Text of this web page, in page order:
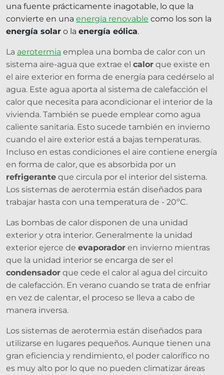
una fuente prácticamente inagotable, lo que la
convierte en una energía renovable como los son la
energía solar o la energía eólica.
La aerotermia emplea una bomba de calor con un
sistema aire-agua que extrae el calor que existe en
el aire exterior en forma de energía para cedérselo al
agua. Este agua aporta al sistema de calefacción el
calor que necesita para acondicionar el interior de la
vivienda. También se puede emplear como agua
caliente sanitaria. Esto sucede también en invierno
cuando el aire exterior está a bajas temperaturas.
Incluso en estas condiciones el aire contiene energía
en forma de calor, que es absorbida por un
refrigerante que circula por el interior del sistema.
Los sistemas de aerotermia están diseñados para
trabajar hasta con una temperatura de - 20ºC.
Las bombas de calor disponen de una unidad
exterior y otra interior. Generalmente la unidad
exterior ejerce de evaporador en invierno mientras
que la unidad interior se encarga de ser el
condensador que cede el calor al agua del circuito
de calefacción. En verano cuando se trata de enfriar
en vez de calentar, el proceso se lleva a cabo de
manera inversa.
Los sistemas de aerotermia están diseñados para
utilizarse en lugares pequeños. Aunque tienen una
gran eficiencia y rendimiento, el poder calorífico no
es muy alto por lo que no pueden climatizar áreas